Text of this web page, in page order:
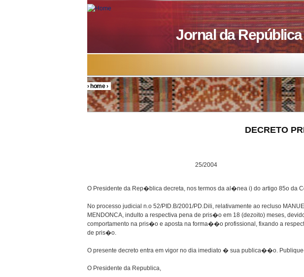
Jornal da República
You are here
›home›
DECRETO
25/2004
O Presidente da Rep�blica decreta, nos termos da al�nea i) do artigo 85o da
No processo judicial n.o 52/PID.B/2001/PD.Dili, relativamente ao recluso
MENDONCA, indulto a respectiva pena de pris�o em 18 (dezoito) meses,
comportamento na pris�o e aposta na forma��o profissional, fixando a
de pris�o.
O presente decreto entra em vigor no dia imediato � sua publica��o.
O Presidente da Republica,